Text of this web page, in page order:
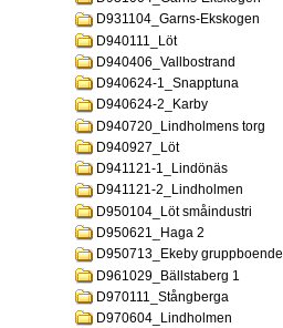
D931104_Garns-Ekskogen
D940111_Löt
D940406_Vallbostrand
D940624-1_Snapptuna
D940624-2_Karby
D940720_Lindholmens torg
D940927_Löt
D941121-1_Lindönäs
D941121-2_Lindholmen
D950104_Löt småindustri
D950621_Haga 2
D950713_Ekeby gruppboende
D961029_Bällstaberg 1
D970111_Stångberga
D970604_Lindholmen